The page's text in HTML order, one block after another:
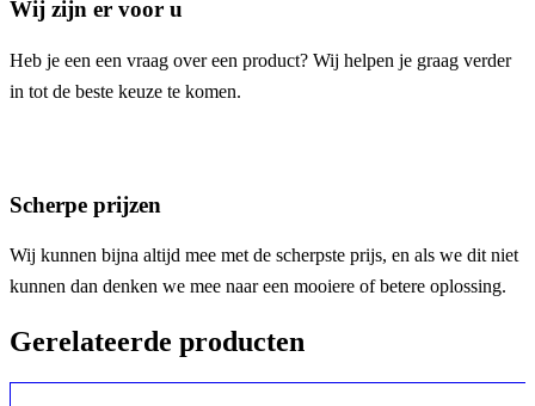
Wij zijn er voor u
Heb je een een vraag over een product? Wij helpen je graag verder
in tot de beste keuze te komen.
Scherpe prijzen
Wij kunnen bijna altijd mee met de scherpste prijs, en als we dit niet
kunnen dan denken we mee naar een mooiere of betere oplossing.
Gerelateerde producten